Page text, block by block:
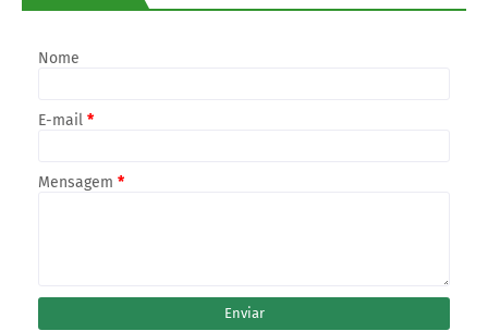
Nome
E-mail *
Mensagem *